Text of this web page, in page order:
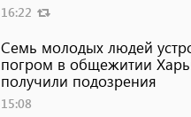
16:22
Семь молодых людей
погром в общежитии
получили подозрения
15:08